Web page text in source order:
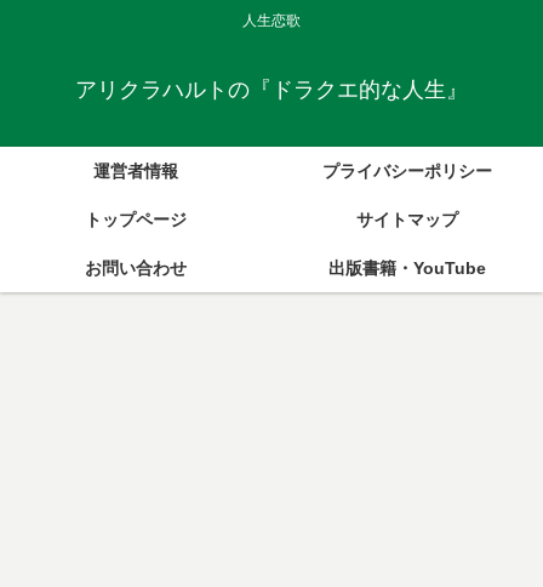
人生恋歌
アリクラハルトの『ドラクエ的な人生』
運営者情報 プライバシーポリシー
トップページ サイトマップ
お問い合わせ 出版書籍・YouTube